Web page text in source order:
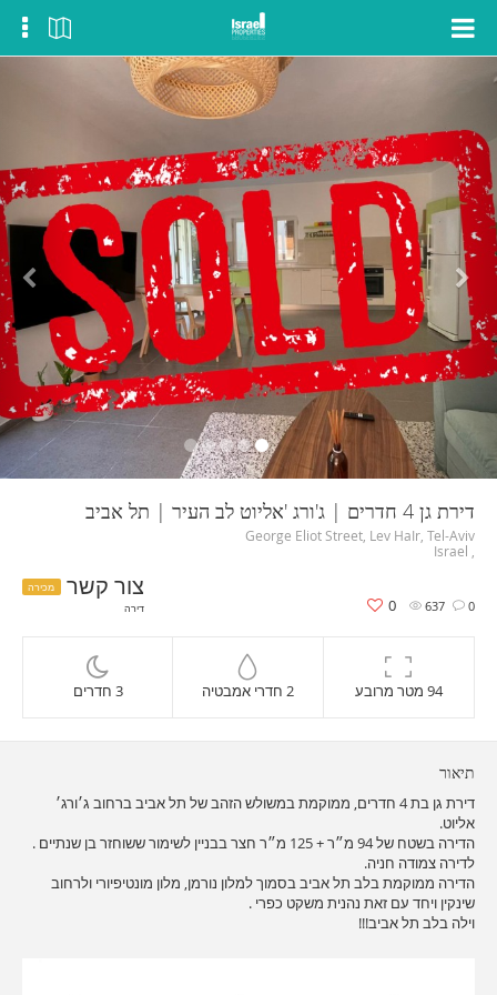
דירת גן 4 חדרים | ג'ורג 'אליוט לב העיר | תל אביב
George Eliot Street, Lev HaIr, Tel-Aviv
צור קשר מכירה
דירה
637 0
0
3 חדרים 2 חדרי אמבטיה 94 מטר מרובע
תיאור
דירת גן בת 4 חדרים, ממוקמת במשולש הזהב של תל אביב ברחוב ג׳ורג׳
אליוט.
הדירה בשטח של 94 מ״ר + 125 מ״ר חצר בבניין לשימור ששוחזר בן שנתיים .
לדירה צמודה חניה.
הדירה ממוקמת בלב תל אביב בסמוך למלון נורמן, מלון מונטיפיורי ולרחוב
שינקין ויחד עם זאת נהנית משקט כפרי .
וילה בלב תל אביב!!!